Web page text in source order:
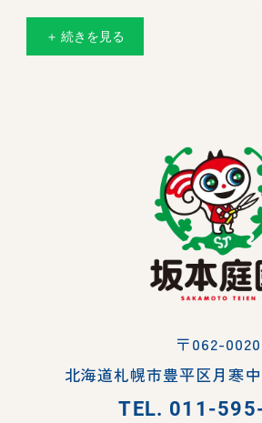
＋ 続きを見る
〒062-0020
北海道札幌市豊平区月寒
TEL. 011-